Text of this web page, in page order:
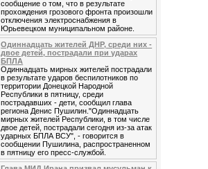
сообщение о том, что в результате
прохождения грозового фронта произошли
отключения электроснабжения в
Юрьевецком муниципальном районе.
Одиннадцать жителей ДНР, среди них -
двое детей, пострадали при ударах
БПЛА
Одиннадцать мирных жителей пострадали
в результате ударов беспилотников по
территории Донецкой Народной
Республики в пятницу, среди
пострадавших - дети, сообщил глава
региона Денис Пушилин."Одиннадцать
мирных жителей Республики, в том числе
двое детей, пострадали сегодня из-за атак
ударных БПЛА ВСУ", - говорится в
сообщении Пушилина, распространенном
в пятницу его пресс-службой.